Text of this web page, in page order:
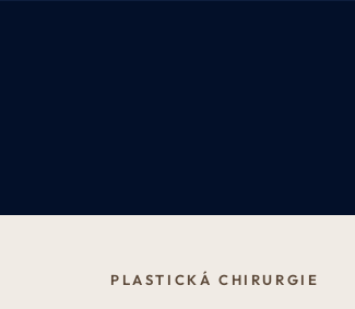
PLASTICKÁ CHIRURGIE